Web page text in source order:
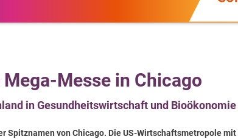
Messe in Chicago
in Gesundheitswirtschaft und
Spitznamen von Chicago. Die US-Wirtschaftsmetropole